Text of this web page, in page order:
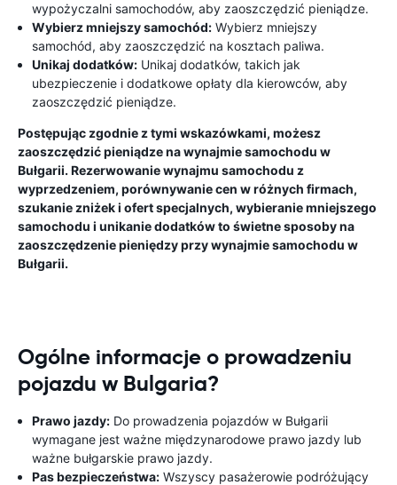
wypożyczalni samochodów, aby zaoszczędzić pieniądze.
Wybierz mniejszy samochód: Wybierz mniejszy
samochód, aby zaoszczędzić na kosztach paliwa.
Unikaj dodatków: Unikaj dodatków, takich jak
ubezpieczenie i dodatkowe opłaty dla kierowców, aby
zaoszczędzić pieniądze.
Postępując zgodnie z tymi wskazówkami, możesz
zaoszczędzić pieniądze na wynajmie samochodu w
Bułgarii. Rezerwowanie wynajmu samochodu z
wyprzedzeniem, porównywanie cen w różnych firmach,
szukanie zniżek i ofert specjalnych, wybieranie mniejszego
samochodu i unikanie dodatków to świetne sposoby na
zaoszczędzenie pieniędzy przy wynajmie samochodu w
Bułgarii.
Ogólne informacje o prowadzeniu
pojazdu w Bulgaria?
Prawo jazdy: Do prowadzenia pojazdów w Bułgarii
wymagane jest ważne międzynarodowe prawo jazdy lub
ważne bułgarskie prawo jazdy.
Pas bezpieczeństwa: Wszyscy pasażerowie podróżujący